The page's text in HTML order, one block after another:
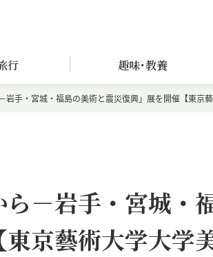
行 趣味･教養
岩手・宮城・福島の美術と震災復興」展を開催【東京
ら－岩手・宮城・
京藝術大学大学